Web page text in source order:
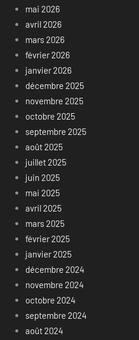
mai 2026
avril 2026
mars 2026
février 2026
janvier 2026
décembre 2025
novembre 2025
octobre 2025
septembre 2025
août 2025
juillet 2025
juin 2025
mai 2025
avril 2025
mars 2025
février 2025
janvier 2025
décembre 2024
novembre 2024
octobre 2024
septembre 2024
août 2024